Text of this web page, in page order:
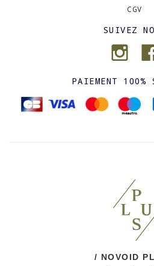
CGV
SUIVEZ
PAIEMENT 100%
/ NOVOID